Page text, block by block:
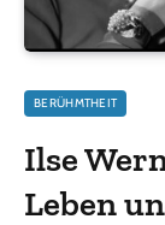
BERÜHMTHEIT
Ilse
Leben